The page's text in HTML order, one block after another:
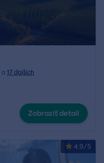
a 17 ďalších
Zobraziť detail
4.9/5